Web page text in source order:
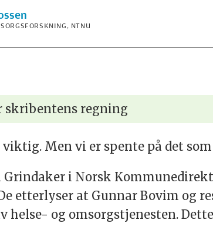
NTNU
skribentens regning
Men vi er spente på det
Grindaker i Norsk
etterlyser at Gunnar Bovim og
helse- og omsorgstjenesten.